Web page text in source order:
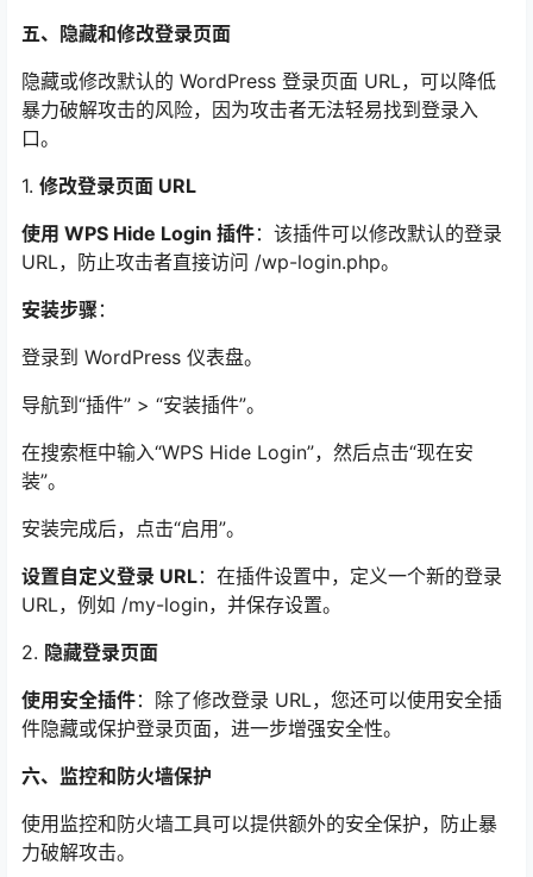
五、隐藏和修改登录页面
隐藏或修改默认的 WordPress 登录页面 URL，可以降低
暴力破解攻击的风险，因为攻击者无法轻易找到登录入
口。
1. 修改登录页面 URL
使用 WPS Hide Login 插件：该插件可以修改默认的登录
URL，防止攻击者直接访问 /wp-login.php。
安装步骤 ：
登录到 WordPress 仪表盘。
导航到“插件” > “安装插件”。
在搜索框中输入“WPS Hide Login”，然后点击“现在安
装”。
安装完成后，点击“启用”。
设置自定义登录 URL：在插件设置中，定义一个新的登录
URL，例如 /my-login，并保存设置。
2. 隐藏登录页面
使用安全插件：除了修改登录 URL，您还可以使用安全插
件隐藏或保护登录页面，进一步增强安全性。
六、监控和防火墙保护
使用监控和防火墙工具可以提供额外的安全保护，防止暴
力破解攻击。